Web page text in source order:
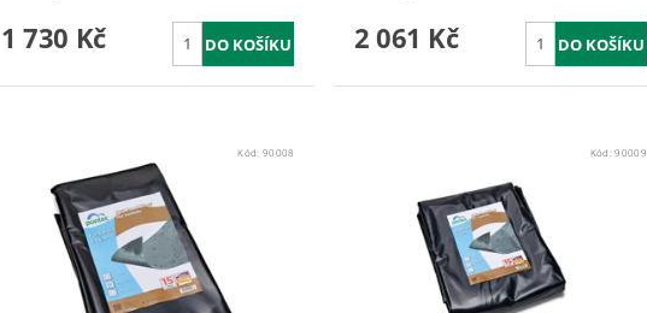
1 730 Kč 2 061 Kč
Kód: 90008 Kód:90009